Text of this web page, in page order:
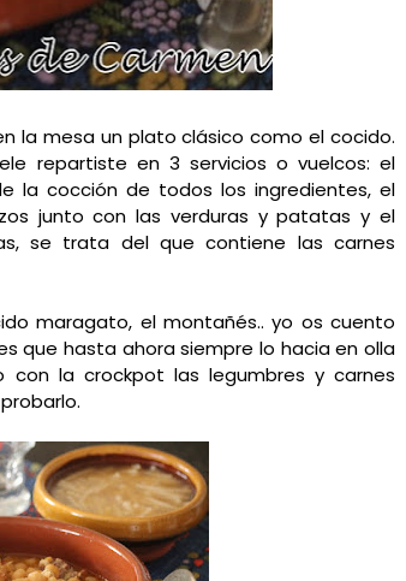
la mesa un plato clásico como el cocido.
repartiste en 3 servicios o vuelcos: el
la cocción de todos los ingredientes, el
junto con las verduras y patatas y el
se trata del que contiene las carnes
maragato, el montañés.. yo os cuento
que hasta ahora siempre lo hacia en olla
con la crockpot las legumbres y carnes